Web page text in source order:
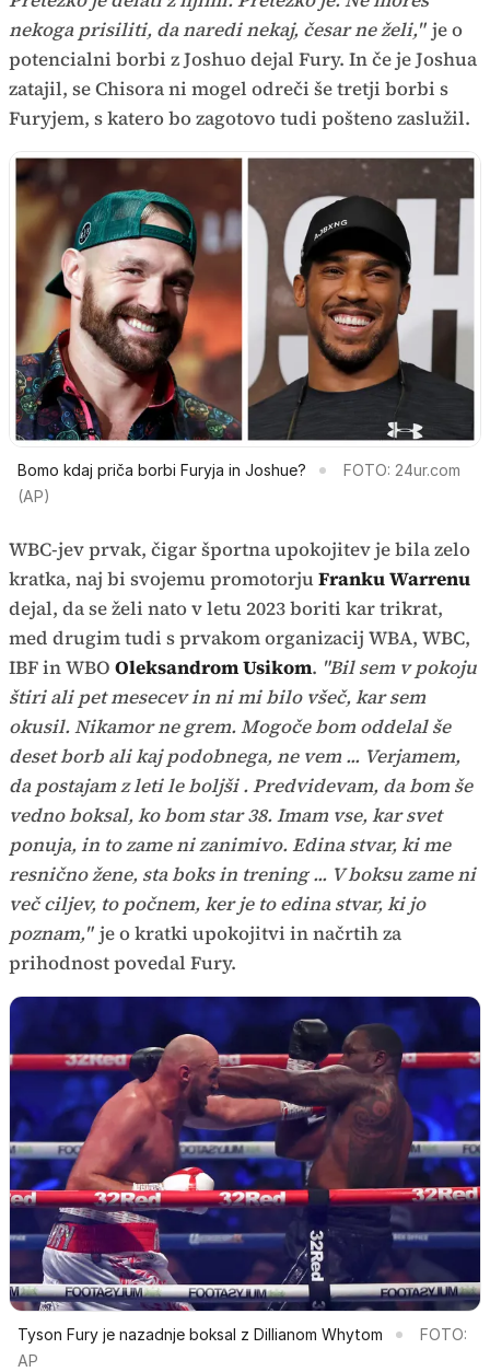
nekoga prisiliti, da naredi nekaj, česar ne želi," je o
potencialni borbi z Joshuo dejal Fury. In če je Joshua
zatajil, se Chisora ni mogel odreči še tretji borbi s
Furyjem, s katero bo zagotovo tudi pošteno zaslužil.
Bomo kdaj priča borbi Furyja in Joshue?
FOTO: 24ur.com
(AP)
WBC-jev prvak, čigar športna upokojitev je bila zelo
kratka, naj bi svojemu promotorjuFranku Warrenu
dejal, da se želi nato v letu 2023 boriti kar trikrat,
med drugim tudi s prvakom organizacij WBA, WBC,
IBF in WBO Oleksandrom Usikom. "Bil sem v pokoju
štiri ali pet mesecev in ni mi bilo všeč, kar sem
okusil. Nikamor ne grem. Mogoče bom oddelal še
deset borb ali kaj podobnega, ne vem ... Verjamem,
da postajam z leti le boljši . Predvidevam, da bom še
vedno boksal, ko bom star 38. Imam vse, kar svet
ponuja, in to zame ni zanimivo. Edina stvar, ki me
resnično žene, sta boks in trening ... V boksu zame ni
več ciljev, to počnem, ker je to edina stvar, ki jo
poznam," je o kratki upokojitvi in načrtih za
prihodnost povedal Fury.
Tyson Fury je nazadnje boksal z Dillianom Whytom
FOTO:
AP